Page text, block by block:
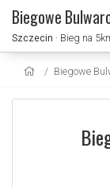
Biegowe
Szczecin · Bieg na
Biegowe